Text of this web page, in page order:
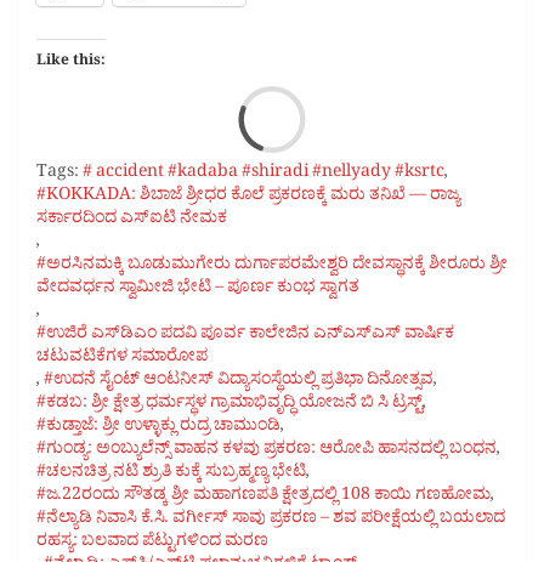
Like this:
Tags:# accident #kadaba #shiradi #nellyady #ksrtc,
#KOKKADA: ಶಿಬಾಜೆ ಶ್ರೀಧರ ಕೊಲೆ ಪ್ರಕರಣಕ್ಕೆ ಮರು ತನಿಖೆ — ರಾಜ್ಯ
ಸರ್ಕಾರದಿಂದ ಎಸ್‌ಐಟಿ ನೇಮಕ
,
#ಅರಸಿನಮಕ್ಕಿ ಬೂಡುಮುಗೇರು ದುರ್ಗಾಪರಮೇಶ್ವರಿ ದೇವಸ್ಥಾನಕ್ಕೆ ಶೀರೂರು ಶ್ರೀ
ವೇದವರ್ಧನ ಸ್ವಾಮೀಜಿ ಭೇಟಿ – ಪೂರ್ಣ ಕುಂಭ ಸ್ವಾಗತ
,
#ಉಜಿರೆ ಎಸ್‌ಡಿಎಂ ಪದವಿ ಪೂರ್ವ ಕಾಲೇಜಿನ ಎನ್‌ಎಸ್‌ಎಸ್ ವಾರ್ಷಿಕ
ಚಟುವಟಿಕೆಗಳ ಸಮಾರೋಪ
,#ಉದನೆ ಸೈಂಟ್ ಆಂಟನೀಸ್‌ ವಿದ್ಯಾಸಂಸ್ಥೆಯಲ್ಲಿ ಪ್ರತಿಭಾ ದಿನೋತ್ಸವ,
#ಕಡಬ: ಶ್ರೀ ಕ್ಷೇತ್ರ ಧರ್ಮಸ್ಥಳ ಗ್ರಾಮಾಭಿವೃದ್ಧಿ ಯೋಜನೆ ಬಿ ಸಿ ಟ್ರಸ್ಟ್‌,
#ಕುಡ್ತಾಜೆ: ಶ್ರೀ ಉಳ್ಳಾಕ್ಲು ರುದ್ರ ಚಾಮುಂಡಿ,
#ಗುಂಡ್ಯ: ಅಂಬ್ಯುಲೆನ್ಸ್ ವಾಹನ ಕಳವು ಪ್ರಕರಣ: ಆರೋಪಿ ಹಾಸನದಲ್ಲಿ ಬಂಧನ,
#ಚಲನಚಿತ್ರ ನಟಿ ಶ್ರುತಿ ಕುಕ್ಕೆ ಸುಬ್ರಹ್ಮಣ್ಯ ಭೇಟಿ,
#ಜ.22ರಂದು ಸೌತಡ್ಕ ಶ್ರೀ ಮಹಾಗಣಪತಿ ಕ್ಷೇತ್ರದಲ್ಲಿ 108 ಕಾಯಿ ಗಣಹೋಮ,
#ನೆಲ್ಯಾಡಿ ನಿವಾಸಿ ಕೆ.ಸಿ. ವರ್ಗೀಸ್ ಸಾವು ಪ್ರಕರಣ – ಶವ ಪರೀಕ್ಷೆಯಲ್ಲಿ ಬಯಲಾದ
ರಹಸ್ಯ: ಬಲವಾದ ಪೆಟ್ಟುಗಳಿಂದ ಮರಣ